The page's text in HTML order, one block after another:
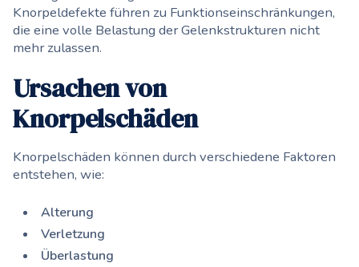
Knorpeldefekte führen zu Funktionseinschränkungen,
die eine volle Belastung der Gelenkstrukturen nicht
mehr zulassen.
Ursachen von
Knorpelschäden
Knorpelschäden können durch verschiedene Faktoren
entstehen, wie:
Alterung
Verletzung
Überlastung